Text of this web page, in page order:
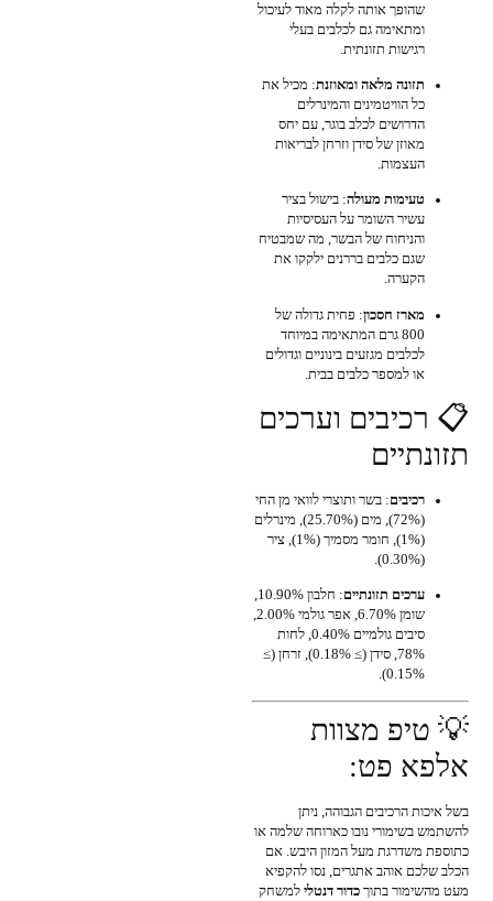
שהופך אותה לקלה מאוד לעיכול
ומתאימה גם לכלבים בעלי
רגישות תזונתית.
תזונה מלאה ומאוזנת: מכיל את
כל הוויטמינים והמינרלים
הדרושים לכלב בוגר, עם יחס
מאוזן של סידן וזרחן לבריאות
העצמות.
טעימות מעולה: בישול בציר
עשיר השומר על העסיסיות
והניחוח של הבשר, מה שמבטיח
שגם כלבים בררנים ילקקו את
הקערה.
מארז חסכון: פחית גדולה של
800 גרם המתאימה במיוחד
לכלבים מגזעים בינוניים וגדולים
או למספר כלבים בבית.
📋 רכיבים וערכים
תזונתיים
רכיבים: בשר ותוצרי לוואי מן החי
(72%), מים (25.70%), מינרלים
(1%), חומר מסמיך (1%), ציר
(0.30%).
ערכים תזונתיים
: חלבון 10.90%,
שומן 6.70%, אפר גולמי 2.00%,
סיבים גולמיים 0.40%, לחות
78%, סידן (≥ 0.18%), זרחן (≥
0.15%).
💡 טיפ מצוות
אלפא פט:
בשל איכות הרכיבים הגבוהה, ניתן
להשתמש בשימורי נובו כארוחה שלמה או
כתוספת משדרגת מעל המזון היבש. אם
הכלב שלכם אוהב אתגרים, נסו להקפיא
מעט מהשימור בתוךכדור דנטלי למשחק